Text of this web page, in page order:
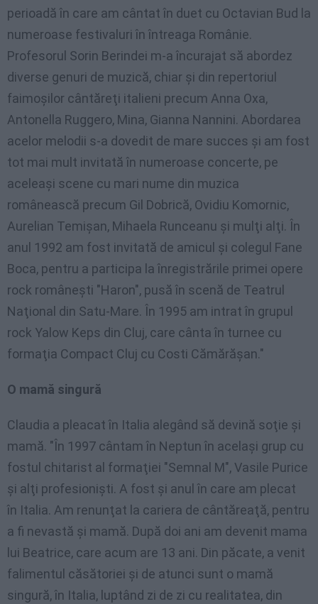
perioadă în care am cântat în duet cu Octavian Bud la
numeroase festivaluri în întreaga Românie.
Profesorul Sorin Berindei m-a încurajat să abordez
diverse genuri de muzică, chiar şi din repertoriul
faimoşilor cântăreţi italieni precum Anna Oxa,
Antonella Ruggero, Mina, Gianna Nannini. Abordarea
acelor melodii s-a dovedit de mare succes şi am fost
tot mai mult invitată în numeroase concerte, pe
aceleaşi scene cu mari nume din muzica
românească precum Gil Dobrică, Ovidiu Komornic,
Aurelian Temişan, Mihaela Runceanu şi mulţi alţi. În
anul 1992 am fost invitată de amicul şi colegul Fane
Boca, pentru a participa la înregistrările primei opere
rock româneşti "Haron", pusă în scenă de Teatrul
Naţional din Satu-Mare. În 1995 am intrat în grupul
rock Yalow Keps din Cluj, care cânta în turnee cu
formaţia Compact Cluj cu Costi Cămărăşan."
O mamă singură
Claudia a pleacat în Italia alegând să devină soţie şi
mamă. "În 1997 cântam în Neptun în acelaşi grup cu
fostul chitarist al formaţiei "Semnal M", Vasile Purice
şi alţi profesionişti. A fost şi anul în care am plecat
în Italia. Am renunţat la cariera de cântăreaţă, pentru
a fi nevastă şi mamă. După doi ani am devenit mama
lui Beatrice, care acum are 13 ani. Din păcate, a venit
falimentul căsătoriei şi de atunci sunt o mamă
singură, în Italia, luptând zi de zi cu realitatea, din